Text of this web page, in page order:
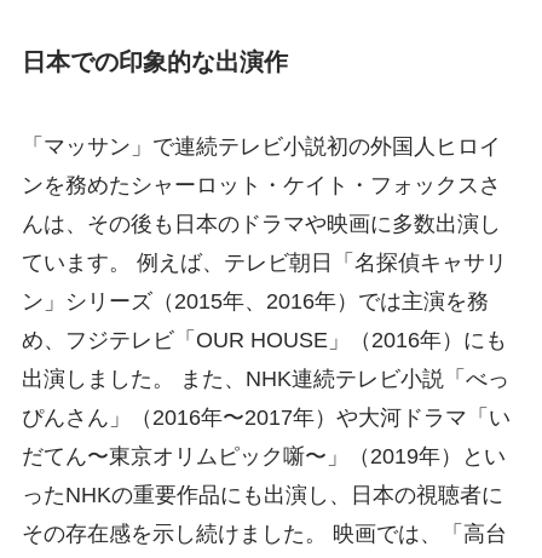
日本での印象的な出演作
「マッサン」で連続テレビ小説初の外国人ヒロイ
ンを務めたシャーロット・ケイト・フォックスさ
んは、その後も日本のドラマや映画に多数出演し
ています。 例えば、テレビ朝日「名探偵キャサリ
ン」シリーズ（2015年、2016年）では主演を務
め、フジテレビ「OUR HOUSE」（2016年）にも
出演しました。 また、NHK連続テレビ小説「べっ
ぴんさん」（2016年〜2017年）や大河ドラマ「い
だてん〜東京オリムピック噺〜」（2019年）とい
ったNHKの重要作品にも出演し、日本の視聴者に
その存在感を示し続けました。 映画では、「高台